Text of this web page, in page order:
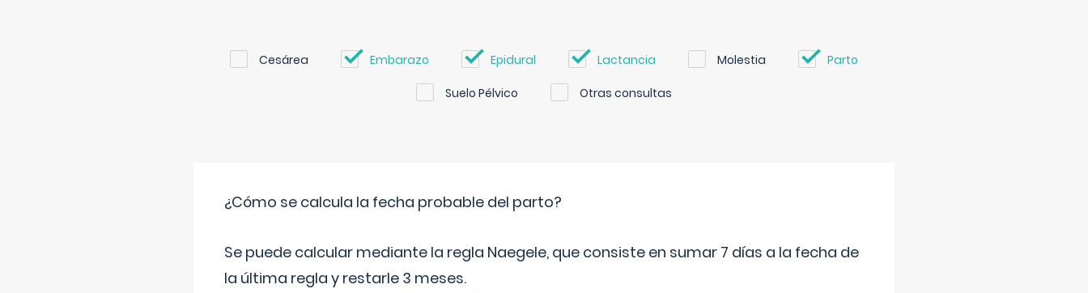
Cesárea Embarazo Epidural Lactancia Molestia Parto
Suelo Pélvico Otras consultas
¿Cómo se calcula la fecha probable del parto?
Se puede calcular mediante la regla Naegele, que consiste en sumar 7 días a la fecha de
la última regla y restarle 3 meses.